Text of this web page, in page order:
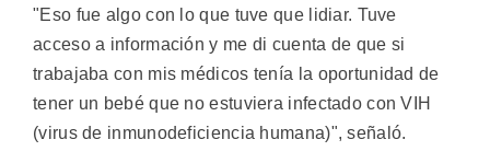
"Eso fue algo con lo que tuve que lidiar. Tuve
acceso a información y me di cuenta de que si
trabajaba con mis médicos tenía la oportunidad de
tener un bebé que no estuviera infectado con VIH
(virus de inmunodeficiencia humana)", señaló.